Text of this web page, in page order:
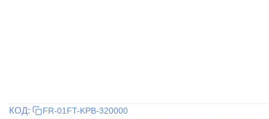
КОД: FR-01FT-KPB-320000